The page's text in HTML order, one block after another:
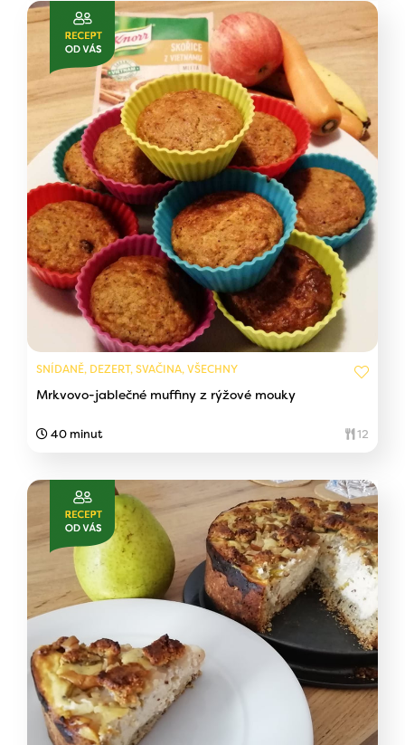
SNÍDANĚ, DEZERT, SVAČINA, VŠECHNY
Mrkvovo-jablečné muffiny z rýžové mouky
40 minut 12